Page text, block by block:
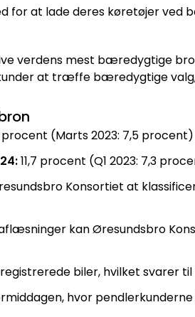
for at lade deres køretøjer ved
verdens mest bæredygtige
at træffe bæredygtige valg,
procent (Marts 2023: 7,5 procent)
11,7 procent (Q1 2023: 7,3
Konsortiet at
kan Øresundsbro
biler, hvilket svarer
hvor